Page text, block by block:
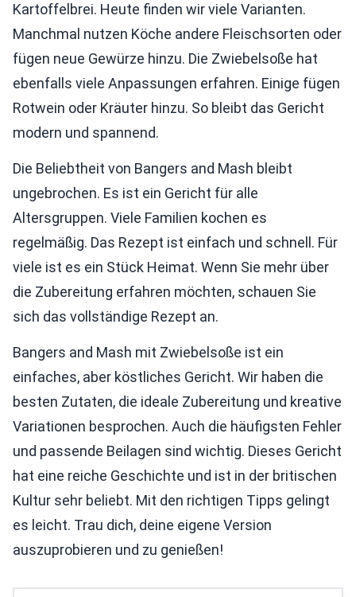
Kartoffelbrei. Heute finden wir viele Varianten.
Manchmal nutzen Köche andere Fleischsorten oder
fügen neue Gewürze hinzu. Die Zwiebelsoße hat
ebenfalls viele Anpassungen erfahren. Einige fügen
Rotwein oder Kräuter hinzu. So bleibt das Gericht
modern und spannend.
Die Beliebtheit von Bangers and Mash bleibt
ungebrochen. Es ist ein Gericht für alle
Altersgruppen. Viele Familien kochen es
regelmäßig. Das Rezept ist einfach und schnell. Für
viele ist es ein Stück Heimat. Wenn Sie mehr über
die Zubereitung erfahren möchten, schauen Sie
sich das vollständige Rezept an.
Bangers and Mash mit Zwiebelsoße ist ein
einfaches, aber köstliches Gericht. Wir haben die
besten Zutaten, die ideale Zubereitung und kreative
Variationen besprochen. Auch die häufigsten Fehler
und passende Beilagen sind wichtig. Dieses Gericht
hat eine reiche Geschichte und ist in der britischen
Kultur sehr beliebt. Mit den richtigen Tipps gelingt
es leicht. Trau dich, deine eigene Version
auszuprobieren und zu genießen!